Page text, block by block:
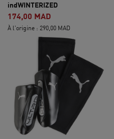
indWINTERIZED
174,00 MAD
À l'origine : 290,00 MAD